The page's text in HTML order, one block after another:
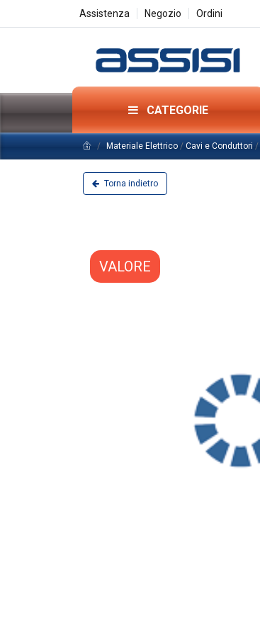
Assistenza Negozio Ordini
CATEGORIE
Materiale Elettrico / Cavi e Conduttori /
Torna indietro
VALORE